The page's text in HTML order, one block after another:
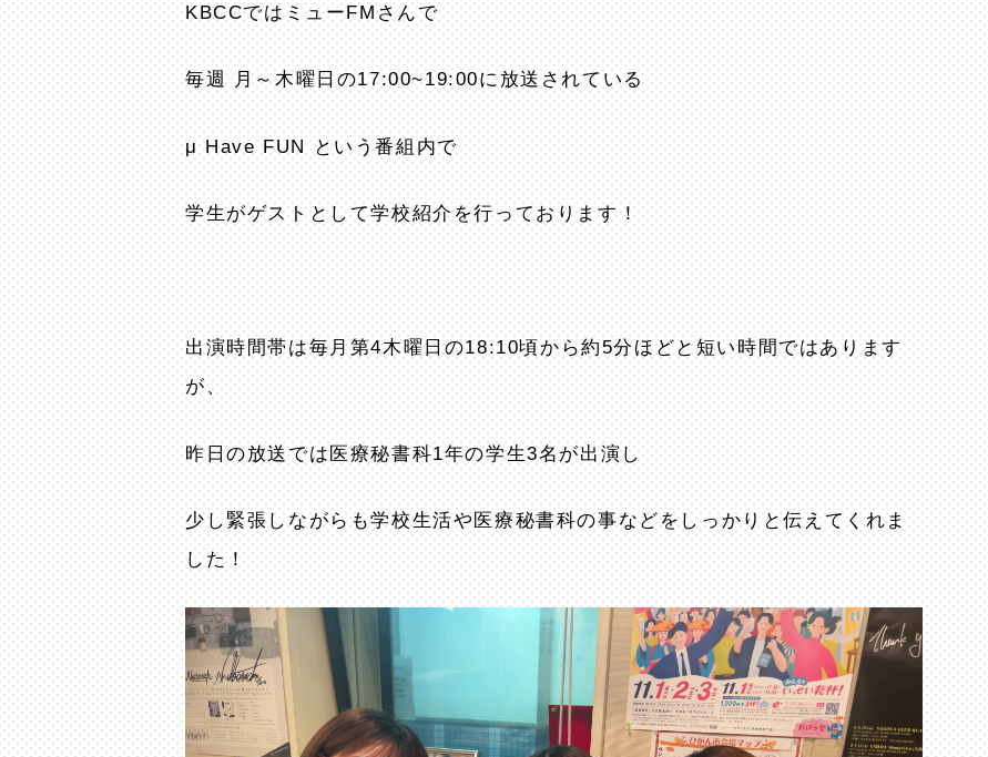
KBCCではミューFMさんで
毎週 月～木曜日の17:00~19:00に放送されている
μ Have FUN という番組内で
学生がゲストとして学校紹介を行っております！
出演時間帯は毎月第4木曜日の18:10頃から約5分ほどと短い時間ではあります
が、
昨日の放送では医療秘書科1年の学生3名が出演し
少し緊張しながらも学校生活や医療秘書科の事などをしっかりと伝えてくれま
した！